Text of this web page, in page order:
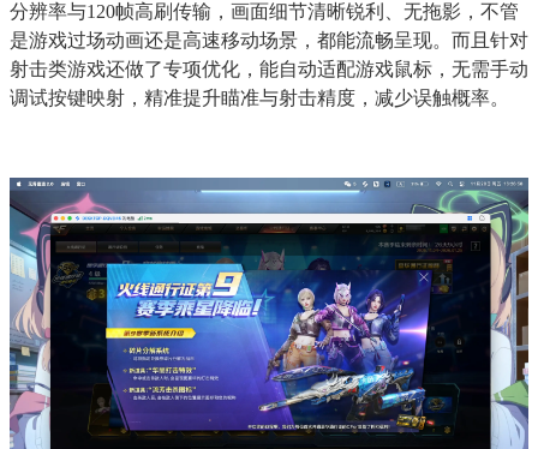
分辨率与120帧高刷传输，画面细节清晰锐利、无拖影，不管
是游戏过场动画还是高速移动场景，都能流畅呈现。而且针对
射击类游戏还做了专项优化，能自动适配游戏鼠标，无需手动
调试按键映射，精准提升瞄准与射击精度，减少误触概率。